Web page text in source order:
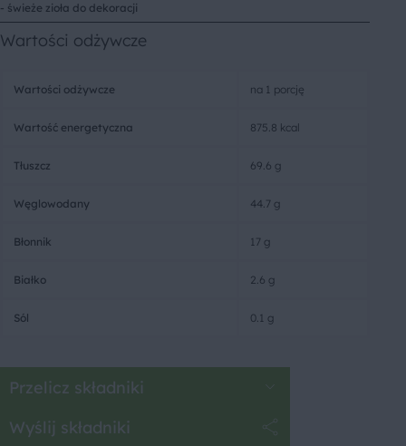
- świeże zioła do dekoracji
Wartości odżywcze
Wartości odżywcze na 1 porcję
Wartość energetyczna 875.8 kcal
Tłuszcz 69.6 g
Węglowodany 44.7 g
Błonnik 17 g
Białko 2.6 g
Sól 0.1 g
Przelicz składniki
Wyślij składniki